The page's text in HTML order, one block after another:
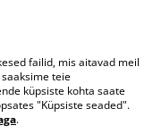
Kontaktid
failid, mis aitavad meil
teie
küpsiste kohta saate
"Küpsiste seaded".
.